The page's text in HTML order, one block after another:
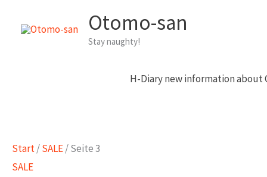
Inhalt
Otomo-san
Stay naughty!
H-Diary new information about
Start/SALE/ Seite 3
SALE